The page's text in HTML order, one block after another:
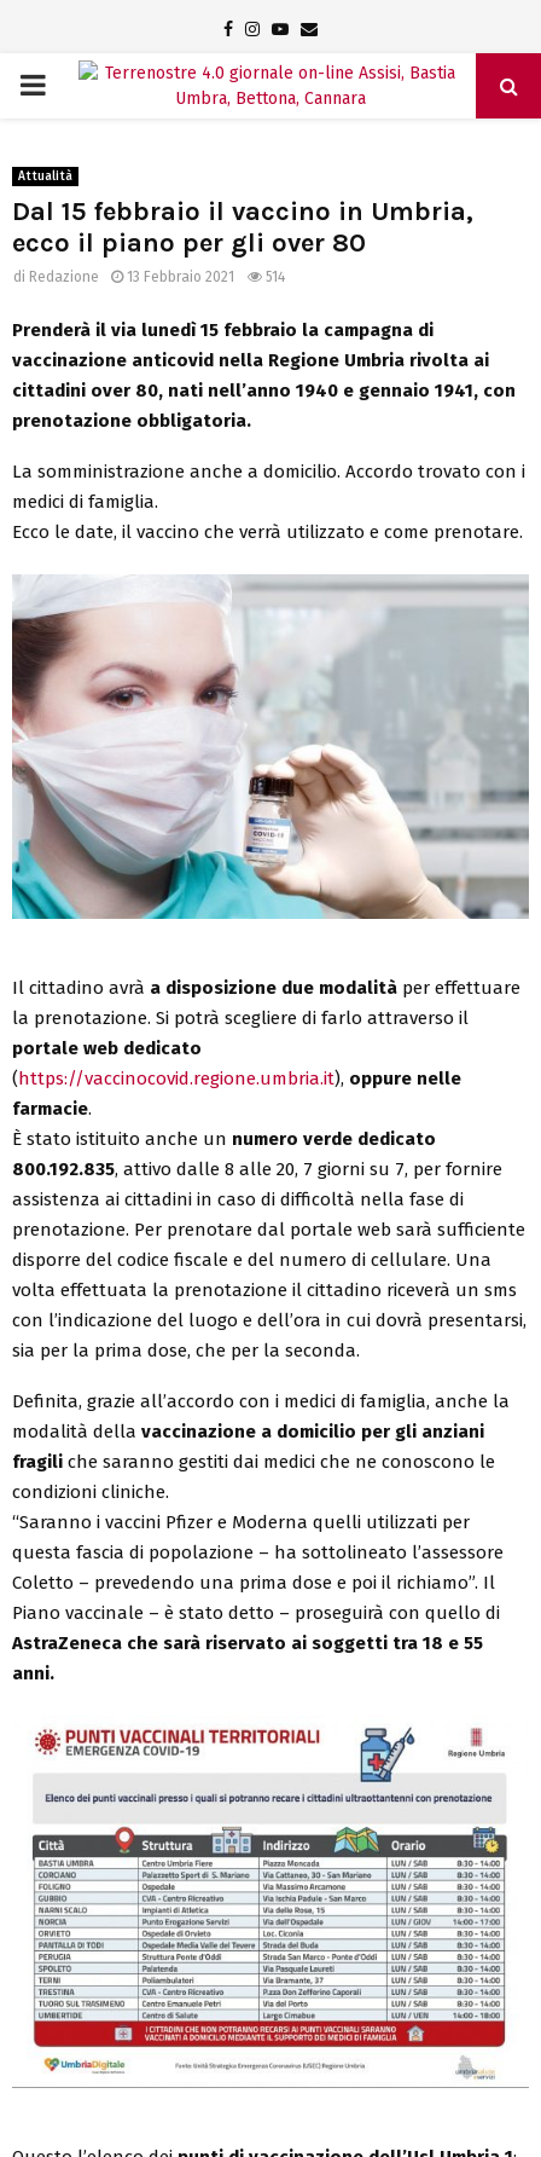
Facebook
Instagram
Youtube
Email
PRIMARY
Attualità
Dal 15 febbraio il vaccino in Umbria,
ecco il piano per gli over 80
di Redazione 13 Febbraio 2021 514
Prenderà il via lunedì 15 febbraio la campagna di
vaccinazione anticovid nella Regione Umbria rivolta ai
cittadini over 80, nati nell’anno 1940 e gennaio 1941, con
prenotazione obbligatoria.
La somministrazione anche a domicilio. Accordo trovato con i
medici di famiglia.
Ecco le date, il vaccino che verrà utilizzato e come prenotare.
Il cittadino avrà a disposizione due modalità per effettuare
la prenotazione. Si potrà scegliere di farlo attraverso il
portale web dedicato
(https://vaccinocovid.regione.umbria.it), oppure nelle
farmacie.
È stato istituito anche un numero verde dedicato
800.192.835, attivo dalle 8 alle 20, 7 giorni su 7, per fornire
assistenza ai cittadini in caso di difficoltà nella fase di
prenotazione. Per prenotare dal portale web sarà sufficiente
disporre del codice fiscale e del numero di cellulare. Una
volta effettuata la prenotazione il cittadino riceverà un sms
con l’indicazione del luogo e dell’ora in cui dovrà presentarsi,
sia per la prima dose, che per la seconda.
Definita, grazie all’accordo con i medici di famiglia, anche la
modalità della vaccinazione a domicilio per gli anziani
fragili che saranno gestiti dai medici che ne conoscono le
condizioni cliniche.
“Saranno i vaccini Pfizer e Moderna quelli utilizzati per
questa fascia di popolazione – ha sottolineato l’assessore
Coletto – prevedendo una prima dose e poi il richiamo”. Il
Piano vaccinale – è stato detto – proseguirà con quello di
AstraZeneca che sarà riservato ai soggetti tra 18 e 55
anni.